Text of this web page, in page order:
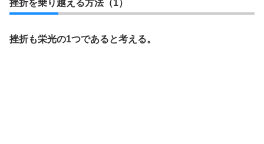
挫折を乗り越える方法（1）
挫折も栄光の1つであると考える。